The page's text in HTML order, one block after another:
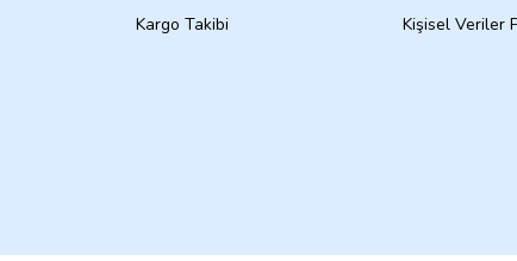
Kargo Takibi
Kişisel Veriler